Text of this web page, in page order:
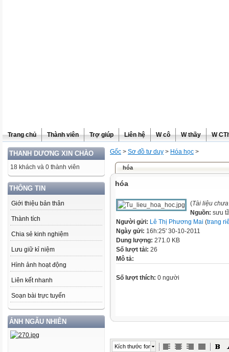
Trang chủ Thành viên Trợ giúp Liên hệ W cô W thầy W
THANH DƯƠNG XIN CHÀO
18 khách và 0 thành viên
THÔNG TIN
Giới thiệu bản thân
Thành tích
Chia sẻ kinh nghiệm
Lưu giữ kỉ niệm
Hình ảnh hoạt động
Liên kết nhanh
Soạn bài trực tuyến
ẢNH NGẪU NHIÊN
Gốc > Sơ đồ tư duy > Hóa học >
hóa
hóa
(Tài liệu
Nguồn: sưu
Người gửi: Lê Thị Phương Mai (trang
Ngày gửi: 16h:25' 30-10-2011
Dung lượng: 271.0 KB
Số lượt tải: 26
Mô tả:
Số lượt thích: 0 người
Kích thước font